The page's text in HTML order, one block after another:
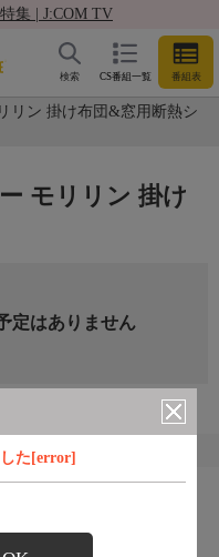
集 | J:COM TV
CS番組一覧 番組表
検索
リン 掛け布団&窓用断熱シ
た[error]
モリリン 掛け
定はありません